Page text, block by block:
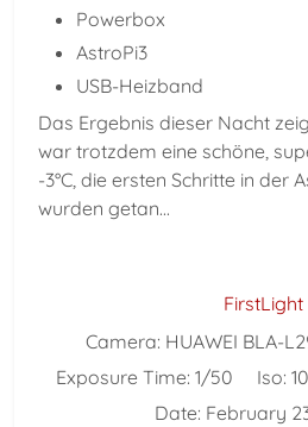
Powerbox
AstroPi3
USB-Heizband
Das Ergebnis dieser Nacht
war trotzdem eine schöne,
-3°C, die ersten Schritte in der
wurden getan...
FirstLight
Camera: HUAWEI BLA-
Exposure Time: 1/50 Iso:
Date: February